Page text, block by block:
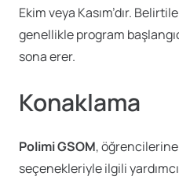
Ekim veya Kasım’dır.
genellikle program
sona erer.
Konaklama
Polimi GSOM,
seçenekleriyle ilgili